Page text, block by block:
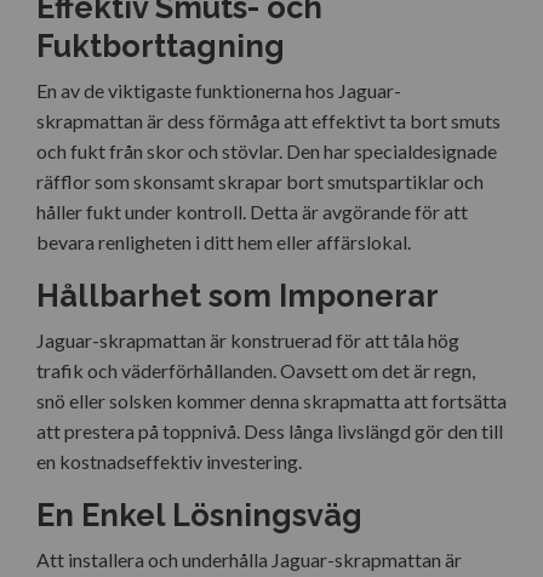
Effektiv Smuts- och
Fuktborttagning
En av de viktigaste funktionerna hos Jaguar-
skrapmattan är dess förmåga att effektivt ta bort smuts
och fukt från skor och stövlar. Den har specialdesignade
räfflor som skonsamt skrapar bort smutspartiklar och
håller fukt under kontroll. Detta är avgörande för att
bevara renligheten i ditt hem eller affärslokal.
Hållbarhet som Imponerar
Jaguar-skrapmattan är konstruerad för att tåla hög
trafik och väderförhållanden. Oavsett om det är regn,
snö eller solsken kommer denna skrapmatta att fortsätta
att prestera på toppnivå. Dess långa livslängd gör den till
en kostnadseffektiv investering.
En Enkel Lösningsväg
Att installera och underhålla Jaguar-skrapmattan är